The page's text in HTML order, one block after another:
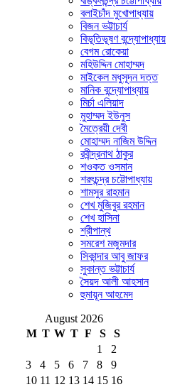
বলাইচাঁদ মুখোপাধ্যায়
বিজন ভট্টাচার্য
বিভূতিভূষণ বন্দ্যোপাধ্যায়
বেগম রোকেয়া
মহিউদ্দিন মোহাম্মদ
মাইকেল মধুসূদন দত্ত
মানিক বন্দ্যোপাধ্যায়
মির্চা এলিয়াদ
মুহাম্মদ ইউনুস
মৈত্রেয়ী দেবী
মোহাম্মদ নাজিম উদ্দিন
রবীন্দ্রনাথ ঠাকুর
শওকত ওসমান
শরৎচন্দ্র চট্টোপাধ্যায়
শামসুর রাহমান
শেখ মুজিবুর রহমান
শেখ হাসিনা
শ্রীপান্থ
সমরেশ মজুমদার
সিকান্দার আবু জাফর
সুকান্ত ভট্টাচার্য
সৈয়দ আলী আহসান
হুমায়ূন আহমেদ
August 2026
M T W T F S
S
1
2
3
4 5 6 7 8
9
10 11 12 13 14 15 16